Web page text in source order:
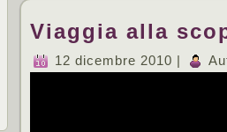
Viaggia alla
12 dicembre 2010 |